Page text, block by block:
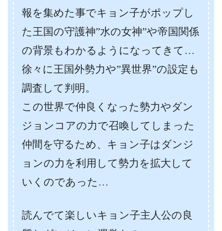
報を集めた事でキョン子がポップし
た王国の守護神”水の女神”や帝国関係
の背景もわかるようになってきて…
徐々に王国外勢力や”異世界”の設定も
調査して判明。
この世界で仲良くなった勢力やダン
ジョンコアの力で召喚してしまった
仲間を守るため、キョン子はダンジ
ョンの力を利用して勢力を拡大して
いくのであった…
読んでて楽しいキョン子主人公の良